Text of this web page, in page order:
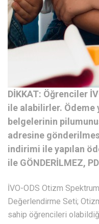
DİKKAT: Öğrenciler
ile alabilirler. Ödeme
belgelerinin
adresine
indirimi ile yapılan
ile GÖNDERİLMEZ,
İVO-ODS Otizm
Değerlendirme Seti;
sahip öğrencileri